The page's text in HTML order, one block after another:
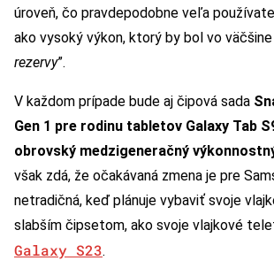
úroveň, čo pravdepodobne veľa
ako vysoký výkon, ktorý by bol vo väčšine
rezervy”.
V každom prípade bude aj čipová sada
Gen 1 pre rodinu tabletov Galaxy Tab
obrovský medzigeneračný
však zdá, že očakávaná zmena je pre
netradičná, keď plánuje vybaviť svoje
slabším čipsetom, ako svoje vlajkové
Galaxy S23.